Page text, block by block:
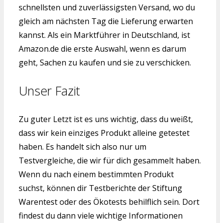
schnellsten und zuverlässigsten Versand, wo du
gleich am nächsten Tag die Lieferung erwarten
kannst. Als ein Marktführer in Deutschland, ist
Amazon.de die erste Auswahl, wenn es darum
geht, Sachen zu kaufen und sie zu verschicken.
Unser Fazit
Zu guter Letzt ist es uns wichtig, dass du weißt,
dass wir kein einziges Produkt alleine getestet
haben. Es handelt sich also nur um
Testvergleiche, die wir für dich gesammelt haben.
Wenn du nach einem bestimmten Produkt
suchst, können dir Testberichte der Stiftung
Warentest oder des Ökotests behilflich sein. Dort
findest du dann viele wichtige Informationen